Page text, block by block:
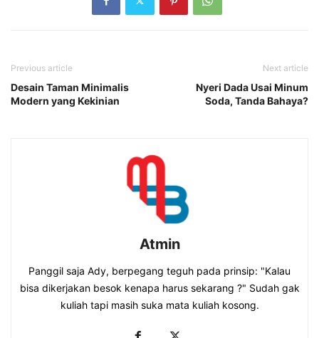
Previous article
Desain Taman Minimalis
Modern yang Kekinian
Next article
Nyeri Dada Usai Minum
Soda, Tanda Bahaya?
Atmin
Panggil saja Ady, berpegang teguh pada prinsip: "Kalau
bisa dikerjakan besok kenapa harus sekarang ?" Sudah gak
kuliah tapi masih suka mata kuliah kosong.